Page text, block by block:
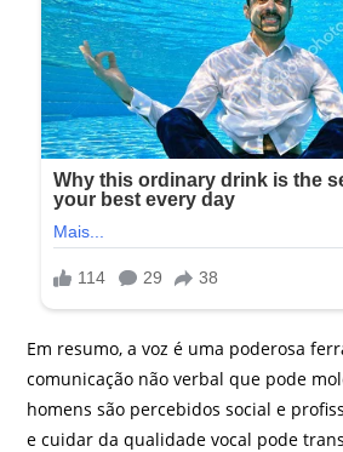
Em resumo, a voz é uma poderosa
comunicação não verbal que pode
homens são percebidos social e
e cuidar da qualidade vocal pode